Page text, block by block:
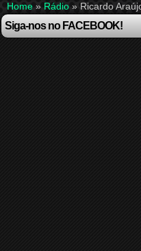
Home » Rádio » Ricardo
Siga-nos no FACEBOOK!